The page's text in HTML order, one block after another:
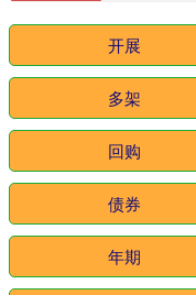
开展
多架
回购
债券
年期